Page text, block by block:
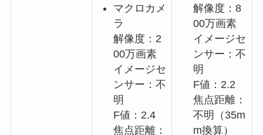
マクロカメ
ラ
解像度：2
00万画素
イメージセ
ンサー：不
明
F値：2.4
焦点距離：
解像度：8
00万画素
イメージセ
ンサー：不
明
F値：2.2
焦点距離：
不明（35m
m換算）